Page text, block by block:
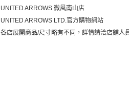
UNITED ARROWS 微風南山店
UNITED ARROWS LTD.官方購物網站
各店展開商品/尺寸略有不同，詳情請洽店鋪人